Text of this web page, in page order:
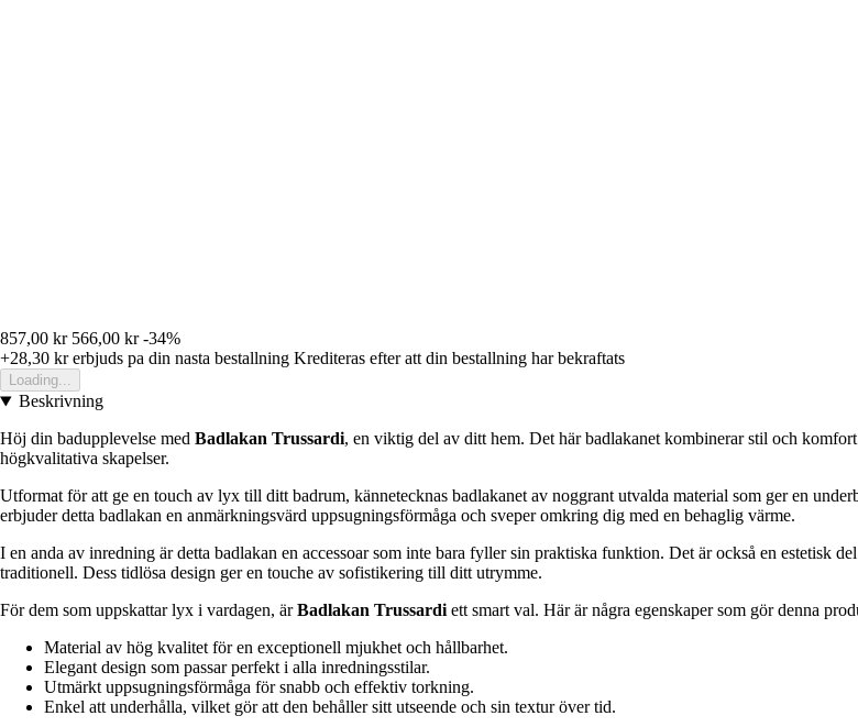
857,00 kr 566,00 kr -34%
+28,30 krerbjuds pa din nasta bestallning Krediteras efter att din bestallning har bekraftats
Loading...
Beskrivning
Höj din badupplevelse med Badlakan Trussardi, en viktig del av ditt hem. Det här badlakanet kombinerar stil och
högkvalitativa skapelser.
Utformat för att ge en touch av lyx till ditt badrum, kännetecknas badlakanet av noggrant utvalda material som ger en
erbjuder detta badlakan en anmärkningsvärd uppsugningsförmåga och sveper omkring dig med en behaglig värme.
I en anda av inredning är detta badlakan en accessoar som inte bara fyller sin praktiska funktion. Det är också en estetisk
traditionell. Dess tidlösa design ger en touche av sofistikering till ditt utrymme.
För dem som uppskattar lyx i vardagen, ärBadlakan Trussardi ett smart val. Här är några egenskaper som gör denna
Material av hög kvalitet för en exceptionell mjukhet och hållbarhet.
Elegant design som passar perfekt i alla inredningsstilar.
Utmärkt uppsugningsförmåga för snabb och effektiv torkning.
Enkel att underhålla, vilket gör att den behåller sitt utseende och sin textur över tid.